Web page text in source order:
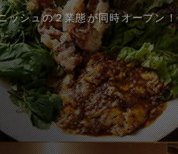
ッシュの２業態が同時オープン！